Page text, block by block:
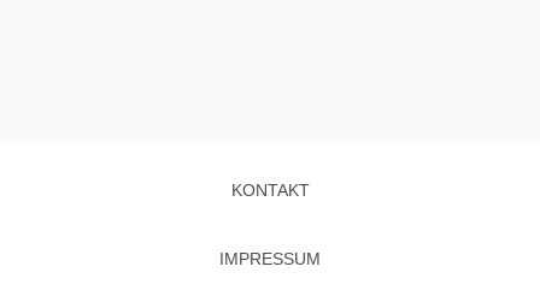
KONTAKT
IMPRESSUM